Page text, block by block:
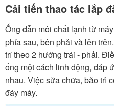
Cải tiến thao tác lắp
Ống dẫn môi chất lạnh từ
phía sau, bên phải và lên
trí theo 2 hướng trái - phải.
ống một cách linh động, đáp
nhau. Việc sửa chữa, bảo trì
đáy máy.